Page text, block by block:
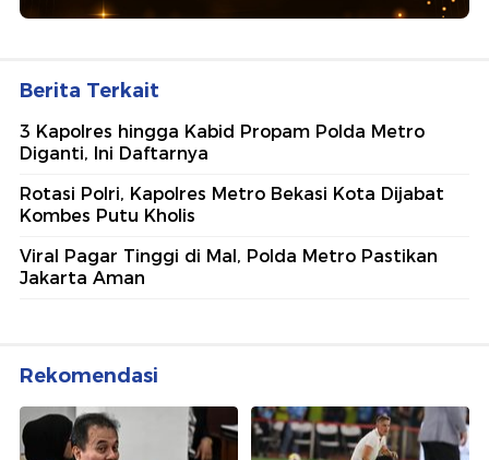
Berita Terkait
3 Kapolres hingga Kabid Propam Polda Metro
Diganti, Ini Daftarnya
Rotasi Polri, Kapolres Metro Bekasi Kota Dijabat
Kombes Putu Kholis
Viral Pagar Tinggi di Mal, Polda Metro Pastikan
Jakarta Aman
Rekomendasi